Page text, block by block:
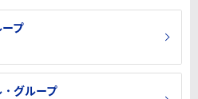
プ
グループ